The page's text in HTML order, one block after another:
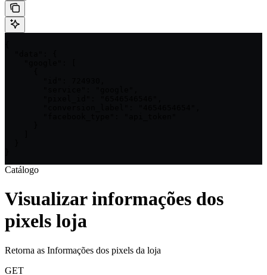
Catálogo
Visualizar informações dos
pixels loja
Retorna as Informações dos pixels da loja
GET